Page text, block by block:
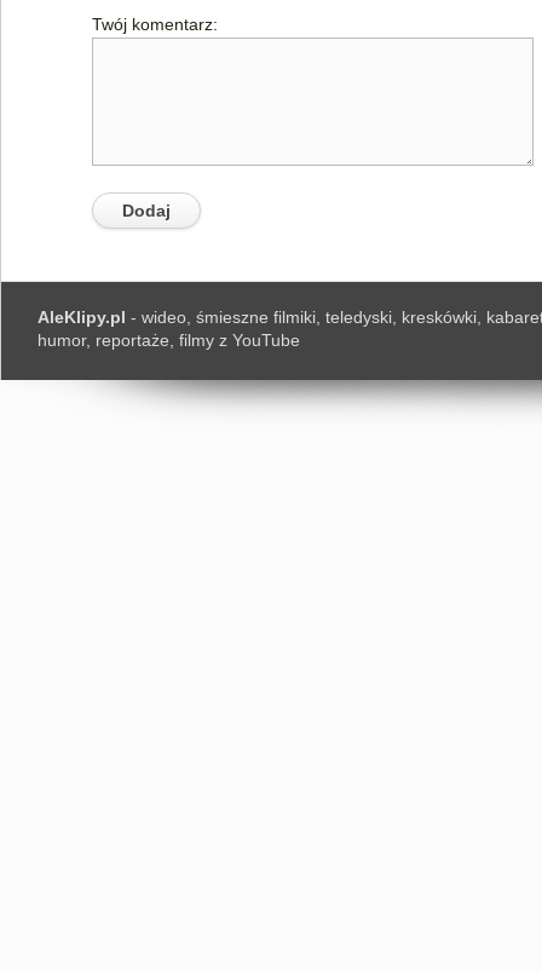
Twój komentarz:
AleKlipy.pl - wideo, śmieszne filmiki, teledyski, kreskówki,
humor, reportaże, filmy z YouTube